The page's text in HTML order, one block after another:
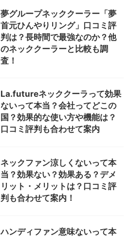
パナソニックジアイーノ効果な
しって本当？体に悪い？危険性
や安全性・アレルギーは？口コ
ミ評判もあわせて案内！
夢グループネッククーラー「夢